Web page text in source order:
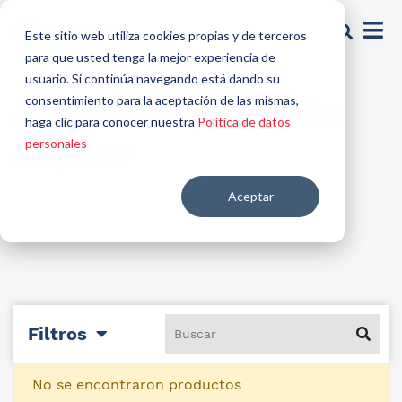
Este sitio web utiliza cookies propias y de terceros
para que usted tenga la mejor experiencia de
usuario. Si continúa navegando está dando su
consentimiento para la aceptación de las mismas,
haga clic para conocer nuestra Política de datos
personales
Aceptar
Activos reparación
capilar
Filtros
No se encontraron productos